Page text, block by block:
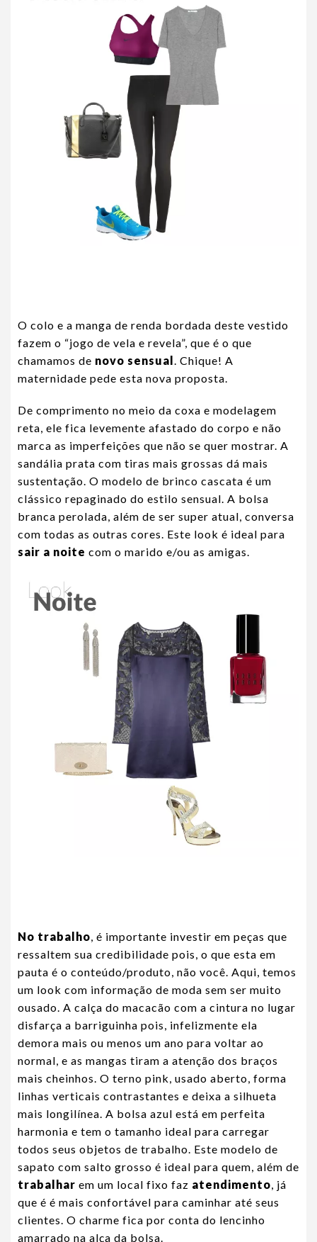
O colo e a manga de renda bordada deste vestido
fazem o “jogo de vela e revela”, que é o que
chamamos de novo sensual . Chique! A
maternidade pede esta nova proposta.
De comprimento no meio da coxa e modelagem
reta, ele fica levemente afastado do corpo e não
marca as imperfeições que não se quer mostrar. A
sandália prata com tiras mais grossas dá mais
sustentação. O modelo de brinco cascata é um
clássico repaginado do estilo sensual. A bolsa
branca perolada, além de ser super atual, conversa
com todas as outras cores. Este look é ideal para
sair a noite com o marido e/ou as amigas.
No trabalho , é importante investir em peças que
ressaltem sua credibilidade pois, o que esta em
pauta é o conteúdo/produto, não você. Aqui, temos
um look com informação de moda sem ser muito
ousado. A calça do macacão com a cintura no lugar
disfarça a barriguinha pois, infelizmente ela
demora mais ou menos um ano para voltar ao
normal, e as mangas tiram a atenção dos braços
mais cheinhos. O terno pink, usado aberto, forma
linhas verticais contrastantes e deixa a silhueta
mais longilínea. A bolsa azul está em perfeita
harmonia e tem o tamanho ideal para carregar
todos seus objetos de trabalho. Este modelo de
sapato com salto grosso é ideal para quem, além de
trabalhar em um local fixo faz atendimento , já
que é é mais confortável para caminhar até seus
clientes. O charme fica por conta do lencinho
amarrado na alça da bolsa.